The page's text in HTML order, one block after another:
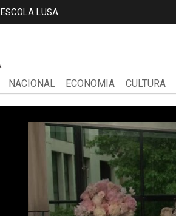
ESCOLA LUSA
NACIONAL ECONOMIA CULTURA